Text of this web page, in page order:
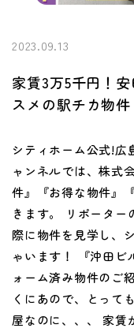
2023.09.13
家賃3万5千円！
スメの駅チカ物件
シティホーム公式!広
ャンネルでは、株式
件』『お得な物件』
きます。 リポータ
際に物件を見学し、
ゃいます！ 『沖田ビ
ォーム済み物件のご
くにあので、とって
屋なのに、、、 家賃